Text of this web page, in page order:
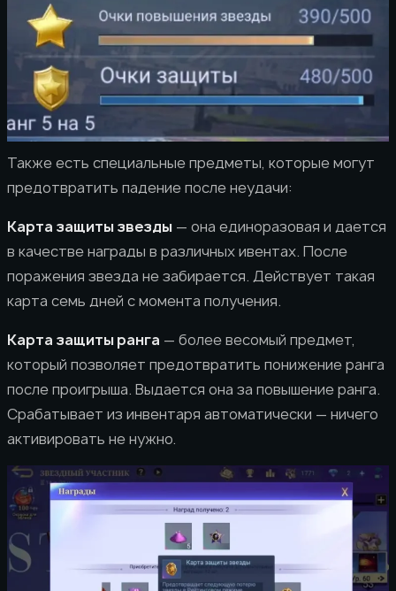
Также есть специальные предметы, которые могут
предотвратить падение после неудачи:
Карта защиты звезды — она единоразовая и дается
в качестве награды в различных ивентах. После
поражения звезда не забирается. Действует такая
карта семь дней с момента получения.
Карта защиты ранга — более весомый предмет,
который позволяет предотвратить понижение ранга
после проигрыша. Выдается она за повышение ранга.
Срабатывает из инвентаря автоматически — ничего
активировать не нужно.